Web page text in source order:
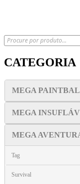
CATEGORIA
MEGA
MEGA
MEGA
Tag
Survival